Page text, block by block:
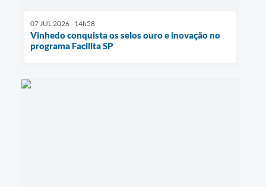
07 JUL 2026 - 14h58
Vinhedo conquista os selos ouro e inovação no
programa Facilita SP